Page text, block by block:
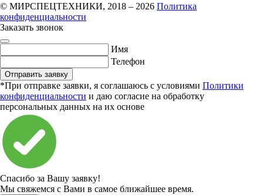
© МИРСПЕЦТЕХНИКИ, 2018 – 2026 Политика
конфиденциальности
Заказать звонок
Имя
Телефон
Отправить заявку
*При отправке заявки, я соглашаюсь с условиями Политики
конфиденциальности и даю согласие на обработку
персональных данных на их основе
Спасибо за Вашу заявку!
Мы свяжемся с Вами в самое ближайшее время.